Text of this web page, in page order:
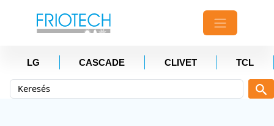
LG CASCADE CLIVET TCL